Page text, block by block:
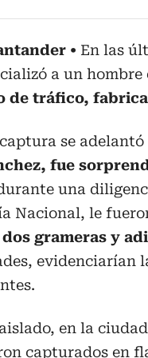
En las
a un hombre
de tráfico,
se
fue
una
Nacional, le
grameras y
evidenciarían
en la
capturados en